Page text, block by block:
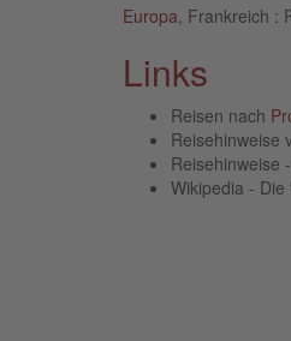
Europa , Frankreich :
Links
Reisen nach
Reisehinweise
Reisehinweise
Wikipedia -